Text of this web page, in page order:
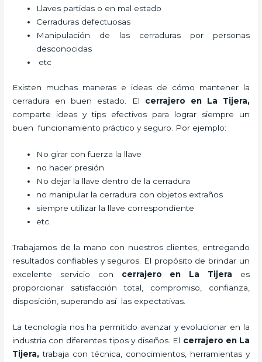
Llaves partidas o en mal estado
Cerraduras defectuosas
Manipulación de las cerraduras por personas
desconocidas
etc
Existen muchas maneras e ideas de cómo mantener la
cerradura en buen estado. El cerrajero en La Tijera,
comparte ideas y tips efectivos para lograr siempre un
buen funcionamiento práctico y seguro. Por ejemplo:
No girar con fuerza la llave
no hacer presión
No dejar la llave dentro de la cerradura
no manipular la cerradura con objetos extraños
siempre utilizar la llave correspondiente
etc.
Trabajamos de la mano con nuestros clientes, entregando
resultados confiables y seguros. El propósito de brindar un
excelente servicio con cerrajero en La Tijera es
proporcionar satisfacción total, compromiso, confianza,
disposición, superando así las expectativas.
La tecnología nos ha permitido avanzar y evolucionar en la
industria con diferentes tipos y diseños. El cerrajero en La
Tijera,trabaja con técnica, conocimientos, herramientas y